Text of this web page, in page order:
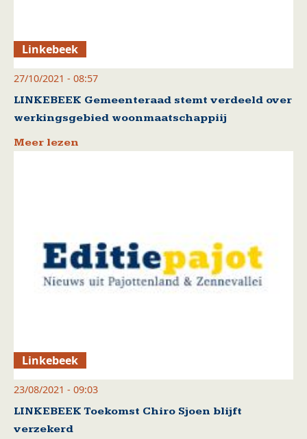
Linkebeek
27/10/2021 - 08:57
LINKEBEEK Gemeenteraad stemt verdeeld over
werkingsgebied woonmaatschappiij
Meer lezen
Linkebeek
23/08/2021 - 09:03
LINKEBEEK Toekomst Chiro Sjoen blijft
verzekerd